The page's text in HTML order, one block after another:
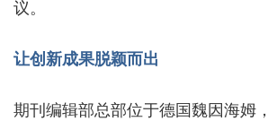
议。
让创新成果脱颖而出
期刊编辑部总部位于德国魏因海姆